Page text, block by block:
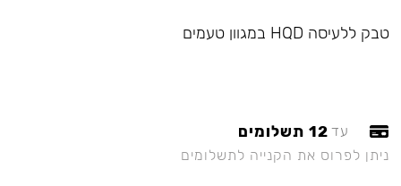
טבק ללעיסה HQD במגוון טעמים
עד 12 תשלומים
ניתן לפרוס את הקנייה לתשלומים